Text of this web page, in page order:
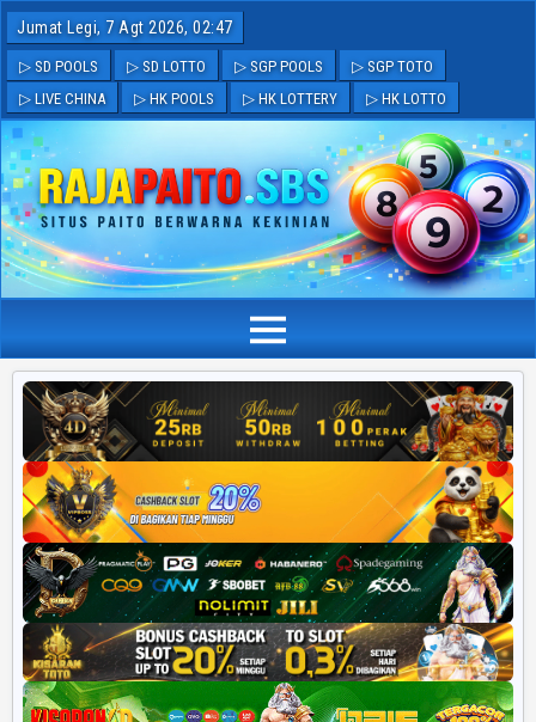
Jumat Legi, 7 Agt 2026, 02:47
▷ SD POOLS ▷ SD LOTTO ▷ SGP POOLS
▷ SGP TOTO
▷ LIVE CHINA
▷ HK POOLS ▷ HK LOTTERY ▷ HK LOTTO